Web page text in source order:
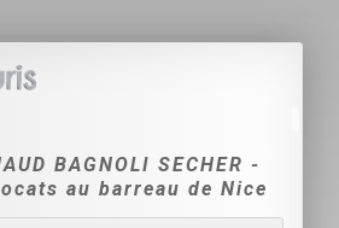
BAGNOLI SECHER -
au barreau de Nice